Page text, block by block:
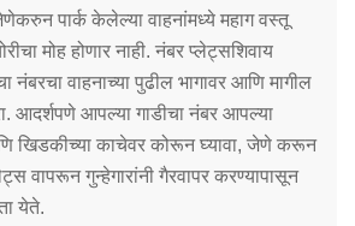
पार्क केलेल्या वाहनांमध्ये महाग वस्तू
मोह होणार नाही. नंबर प्लेट्सशिवाय
नंबरचा वाहनाच्या पुढील भागावर आणि मागील
आदर्शपणे आपल्या गाडीचा नंबर आपल्या
खिडकीच्या काचेवर कोरून घ्यावा, जेणे करून
वापरून गुन्हेगारांनी गैरवापर करण्यापासून
येते.